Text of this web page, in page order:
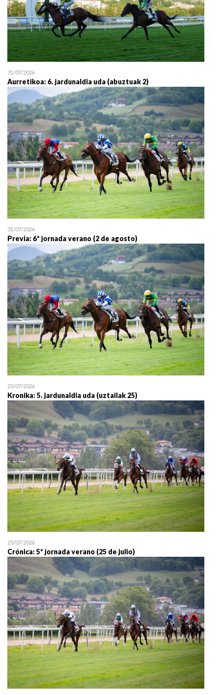
31/07/2026
Aurretikoa: 6. jardunaldia uda (abuztuak 2)
31/07/2026
Previa: 6ª jornada verano (2 de agosto)
25/07/2026
Kronika: 5. jardunaldia uda (uztailak 25)
25/07/2026
Crónica: 5ª jornada verano (25 de julio)